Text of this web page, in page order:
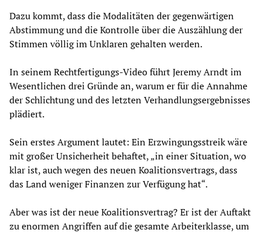
Dazu kommt, dass die Modalitäten der gegenwärtigen
Abstimmung und die Kontrolle über die Auszählung der
Stimmen völlig im Unklaren gehalten werden.
In seinem Rechtfertigungs-Video führt Jeremy Arndt im
Wesentlichen drei Gründe an, warum er für die Annahme
der Schlichtung und des letzten Verhandlungsergebnisses
plädiert.
Sein erstes Argument lautet: Ein Erzwingungsstreik wäre
mit großer Unsicherheit behaftet, „in einer Situation, wo
klar ist, auch wegen des neuen Koalitionsvertrags, dass
das Land weniger Finanzen zur Verfügung hat“.
Aber was ist der neue Koalitionsvertrag? Er ist der Auftakt
zu enormen Angriffen auf die gesamte Arbeiterklasse, um